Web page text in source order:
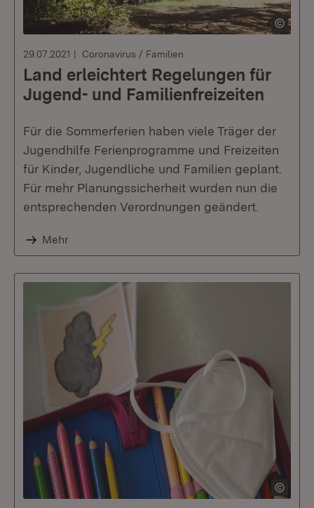
29.07.2021 Coronavirus / Familien
Land erleichtert Regelungen für
Jugend- und Familienfreizeiten
Für die Sommerferien haben viele Träger der
Jugendhilfe Ferienprogramme und Freizeiten
für Kinder, Jugendliche und Familien geplant.
Für mehr Planungssicherheit wurden nun die
entsprechenden Verordnungen geändert.
Mehr